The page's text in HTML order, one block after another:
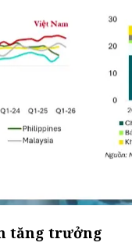
tăng trưởng